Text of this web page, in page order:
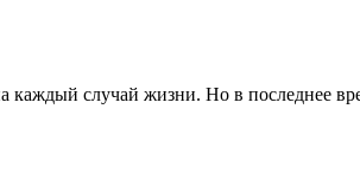
каждый случай жизни. Но в